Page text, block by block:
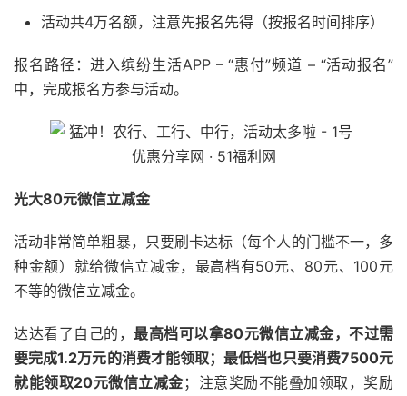
活动共4万名额，注意先报名先得（按报名时间排序）
报名路径：进入缤纷生活APP – “惠付”频道 – “活动报名”
中，完成报名方参与活动。
光大80元微信立减金
活动非常简单粗暴，只要刷卡达标（每个人的门槛不一，多
种金额）就给微信立减金，最高档有50元、80元、100元
不等的微信立减金。
达达看了自己的， 最高档可以拿80元微信立减金，不过需
要完成1.2万元的消费才能领取；最低档也只要消费7500元
就能领取20元微信立减金 ；注意奖励不能叠加领取，奖励